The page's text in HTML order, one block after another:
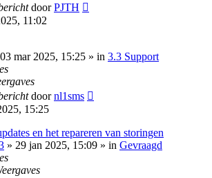
doorPJTH
11:02
mar 2025, 15:25 » in 3.3 Support
doornl1sms
15:25
en het repareren van storingen
» 29 jan 2025, 15:09 » in Gevraagd